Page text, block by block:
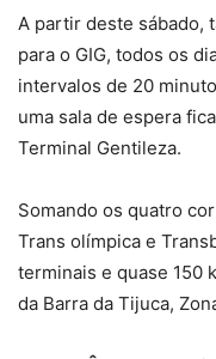
A partir deste sábado,
para o GIG, todos os
intervalos de 20
uma sala de espera
Terminal Gentileza.
Somando os quatro
Trans olímpica e
terminais e quase 150
da Barra da Tijuca,